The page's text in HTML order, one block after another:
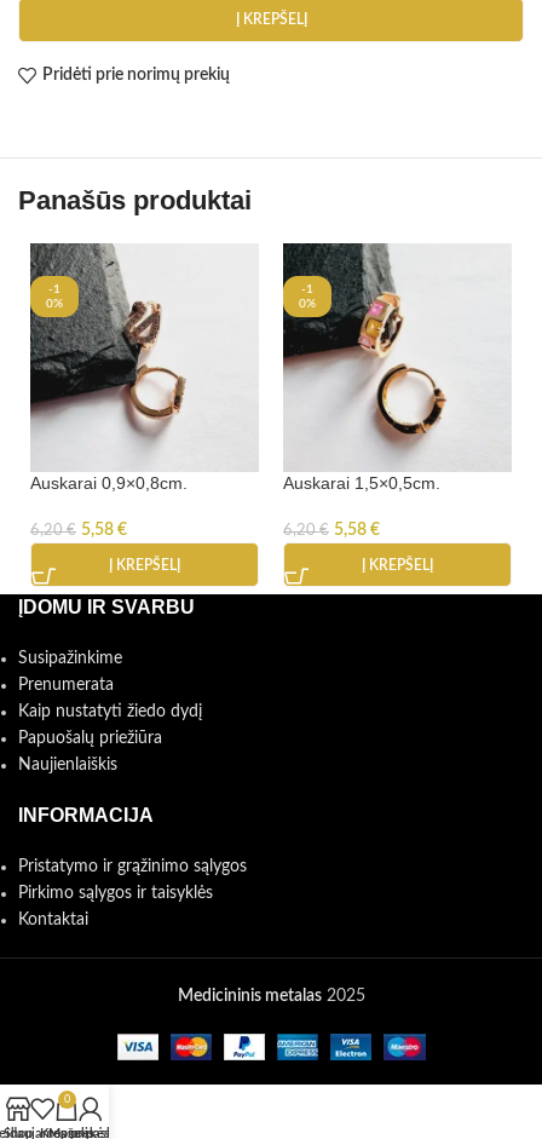
Į KREPŠELĮ
Pridėti prie norimų prekių
Panašūs produktai
-1
0%
Auskarai 0,9×0,8cm.
6,20€ 5,58 €
Į KREPŠELĮ
-1
0%
Auskarai 1,5×0,5cm.
6,20€ 5,58 €
Į KREPŠELĮ
ĮDOMU IR SVARBU
Susipažinkime
Prenumerata
Kaip nustatyti žiedo dydį
Papuošalų priežiūra
Naujienlaiškis
INFORMACIJA
Pristatymo ir grąžinimo sąlygos
Pirkimo sąlygos ir taisyklės
Kontaktai
Medicininis metalas2025
Shop prekės
0
Krepšelis
Mano paskyra